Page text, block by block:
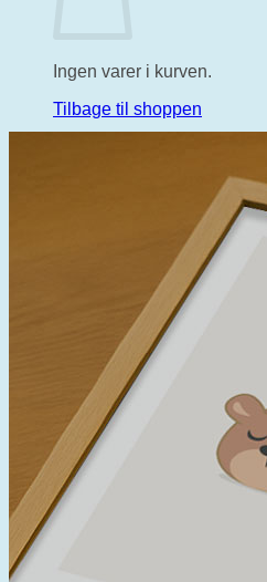
Ingen varer i kurven.
Tilbage til shoppen